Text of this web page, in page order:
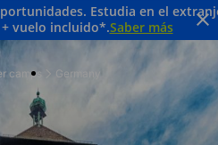
Estudia en el
+ vuelo incluido*.Saber más
camps
Germany